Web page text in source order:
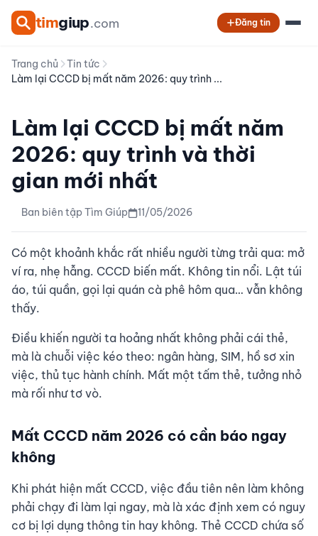
timgiup.com Đăng tin
Trang chủ
Tin tức
Làm lại CCCD bị mất năm 2026: quy trình ...
Làm lại CCCD bị mất năm
2026: quy trình và thời
gian mới nhất
Ban biên tập Tìm Giúp 11/05/2026
Có một khoảnh khắc rất nhiều người từng trải qua: mở
ví ra, nhẹ hẫng. CCCD biến mất. Không tin nổi. Lật túi
áo, túi quần, gọi lại quán cà phê hôm qua… vẫn không
thấy.
Điều khiến người ta hoảng nhất không phải cái thẻ,
mà là chuỗi việc kéo theo: ngân hàng, SIM, hồ sơ xin
việc, thủ tục hành chính. Mất một tấm thẻ, tưởng nhỏ
mà rối như tơ vò.
Mất CCCD năm 2026 có cần báo ngay
không
Khi phát hiện mất CCCD, việc đầu tiên nên làm không
phải chạy đi làm lại ngay, mà là xác định xem có nguy
cơ bị lợi dụng thông tin hay không. Thẻ CCCD chứa số